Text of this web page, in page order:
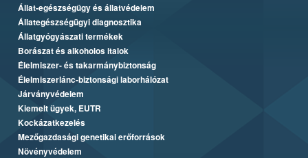
Állat-egészségügy és állatvédelem
Állategészségügyi diagnosztika
Állatgyógyászati termékek
Borászat és alkoholos italok
Élelmiszer- és takarmánybiztonság
Élelmiszerlánc-biztonsági laborhálózat
Járványvédelem
Kiemelt ügyek, EUTR
Kockázatkezelés
Mezőgazdasági genetikai erőforrások
Növényvédelem